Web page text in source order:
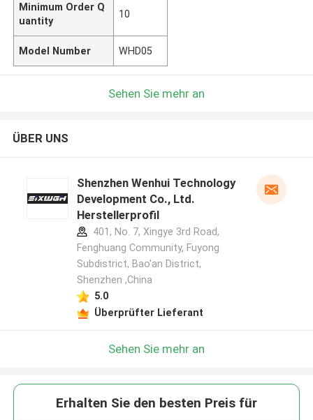
Minimum Order Q
uantity
10
Model Number WHD05
Sehen Sie mehr an
ÜBER UNS
Shenzhen Wenhui Technology
Development Co., Ltd.
Herstellerprofil
401, No. 7, Xingye 3rd Road,
Fenghuang Community, Fuyong
Subdistrict, Bao'an District,
Shenzhen ,China
5.0
Überprüfter Lieferant
Sehen Sie mehr an
Erhalten Sie den besten Preis für